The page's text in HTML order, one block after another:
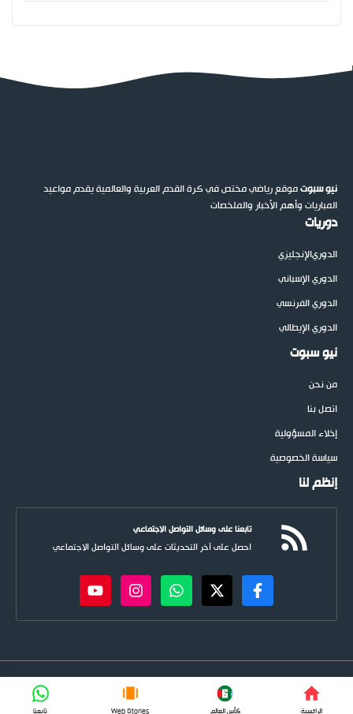
نيو سبوتموقع رياضي مختص في كرة القدم العربية والعالمية يقدم مواعيد
المباريات وأهم الأخبار والملخصات
دوريات
الدوريالإنجليزي
الدوري الإسباني
الدوري الفرنسي
الدوري الإيطالي
نيو سبوت
من نحن
اتصل بنا
إخلاء المسؤولية
سياسة الخصوصية
إنظم لنا
تابعنا على وسائل التواصل الاجتماعي
احصل على آخر التحديثات على وسائل التواصل الاجتماعي
newspoots.com • جميع الحقوق © محفوظة لموقع
الرائسية كأس العالم Web Stories تابعنا